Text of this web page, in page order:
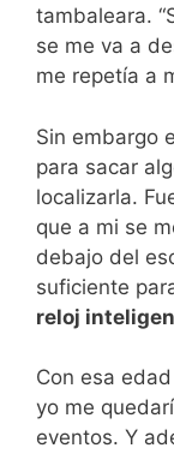
tambaleara.
se me va a
me repetía a
Sin embargo
para sacar
localizarla.
que a mi se
debajo del
suficiente
reloj
Con esa
yo me
eventos. Y